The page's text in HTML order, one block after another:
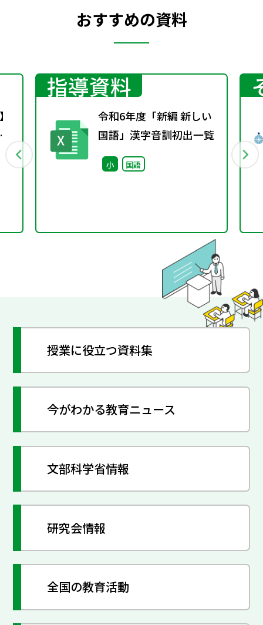
おすすめの資料
指導資料
令和6年度「新編 新しい
国語」漢字音訓初出一覧
小 国語
授業に役立つ資料集
今がわかる教育ニュース
文部科学省情報
研究会情報
全国の教育活動